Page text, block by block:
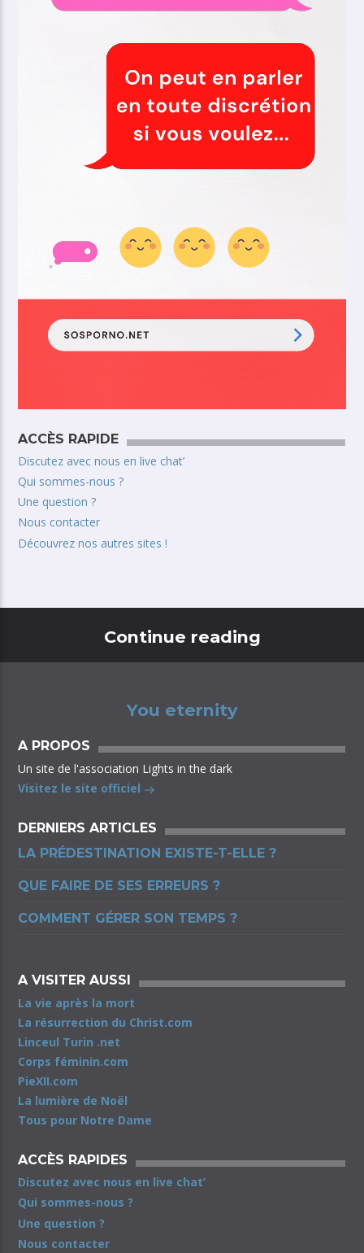
ACCÈS RAPIDE
Discutez avec nous en live chat’
Qui sommes-nous ?
Une question ?
Nous contacter
Découvrez nos autres sites !
Continue reading
You eternity
A PROPOS
Un site de l'association Lights in the dark
Visitez le site officiel
DERNIERS ARTICLES
LA PRÉDESTINATION EXISTE-T-ELLE ?
QUE FAIRE DE SES ERREURS ?
COMMENT GÉRER SON TEMPS ?
A VISITER AUSSI
La vie après la mort
La résurrection du Christ.com
Linceul Turin .net
Corps féminin.com
PieXII.com
La lumière de Noël
Tous pour Notre Dame
ACCÈS RAPIDES
Discutez avec nous en live chat’
Qui sommes-nous ?
Une question ?
Nous contacter